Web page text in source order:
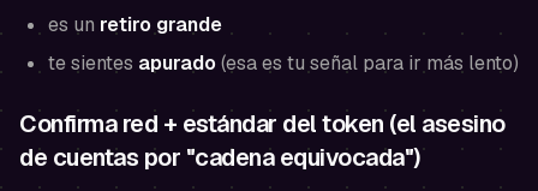
es un retiro grande
te sientes apurado(esa es tu señal para ir más lento)
Confirma red + estándar del token (el asesino
de cuentas por "cadena equivocada")